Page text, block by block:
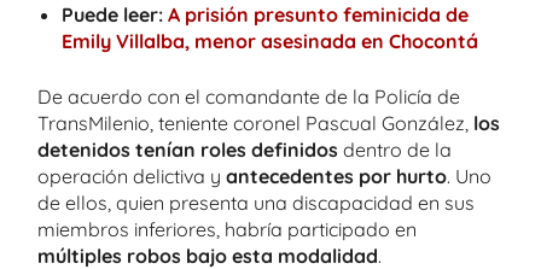
Puede leer: A prisión presunto feminicida de
Emily Villalba, menor asesinada en Chocontá
De acuerdo con el comandante de la Policía de
TransMilenio, teniente coronel Pascual González, los
detenidos tenían roles definidos dentro de la
operación delictiva y antecedentes por hurto. Uno
de ellos, quien presenta una discapacidad en sus
miembros inferiores, habría participado en
múltiples robos bajo esta modalidad.